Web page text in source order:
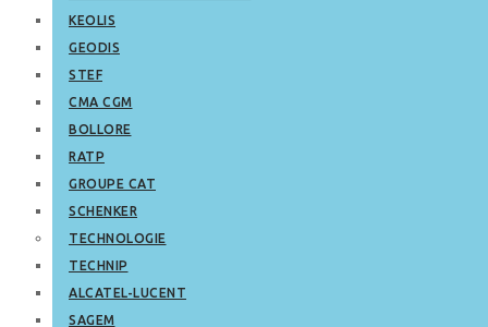
KEOLIS
GEODIS
STEF
CMA CGM
BOLLORE
RATP
GROUPE CAT
SCHENKER
TECHNOLOGIE
TECHNIP
ALCATEL-LUCENT
SAGEM